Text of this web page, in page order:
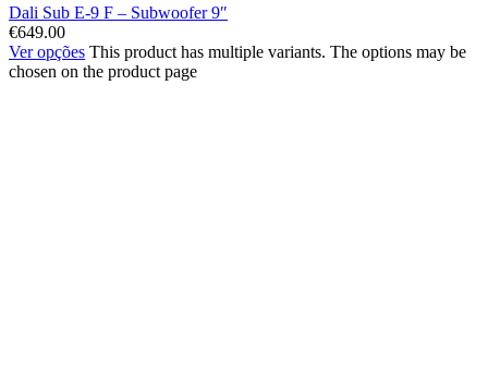
Dali Sub E-9 F – Subwoofer 9″
€649.00
Ver opções This product has multiple variants. The options may be
chosen on the product page